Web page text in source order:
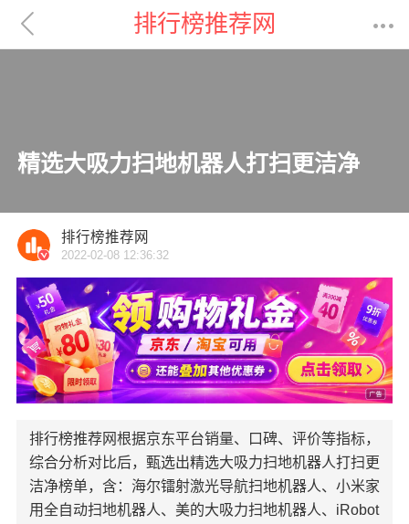
 排行榜推荐网 
精选大吸力扫地机器人打扫更洁净

排行榜推荐网
2022-02-08 12:36:32
排行榜推荐网根据京东平台销量、口碑、评价等指标，
综合分析对比后，甄选出精选大吸力扫地机器人打扫更
洁净榜单，含：海尔镭射激光导航扫地机器人、小米家
用全自动扫地机器人、美的大吸力扫地机器人、iRobot